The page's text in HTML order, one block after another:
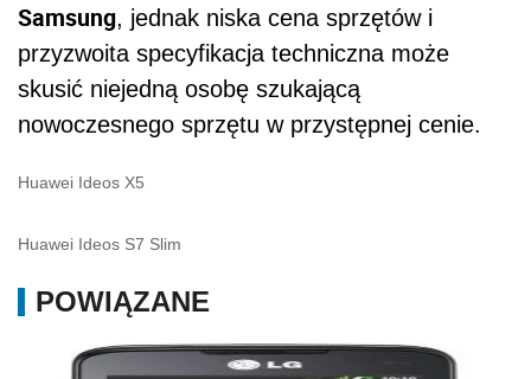
Samsung, jednak niska cena sprzętów i
przyzwoita specyfikacja techniczna może
skusić niejedną osobę szukającą
nowoczesnego sprzętu w przystępnej cenie.
Huawei Ideos X5
Huawei Ideos S7 Slim
POWIĄZANE